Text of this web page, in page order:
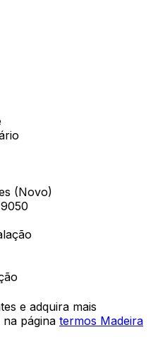
(Novo)
e adquira mais
página termos Madeira